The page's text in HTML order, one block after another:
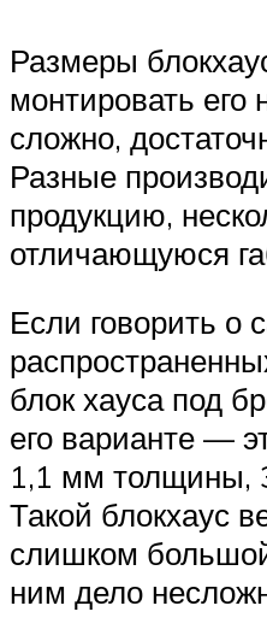
Размеры
монтировать его
сложно,
Разные
продукцию,
отличающуюся
Если говорить о
блок хауса под
его варианте —
1,1 мм толщины,
Такой блокхаус
слишком
ним дело